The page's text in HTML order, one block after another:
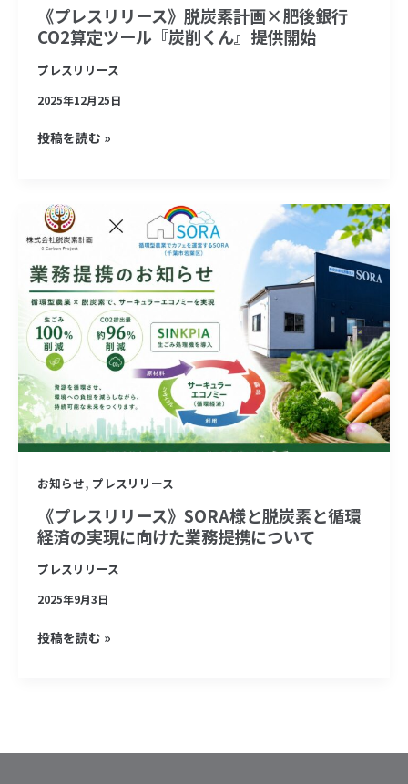
《プレスリリース》脱炭素計画×肥後銀行
CO2算定ツール『炭削くん』提供開始
プレスリリース
2025年12月25日
×
肥
行
CO2
ツ
ー
ル
『炭
削
く
ん』
提
供
開
始
投稿を読む »
お知らせ, プレスリリース
《プレスリリース》SORA様と脱炭素と循環
経済の実現に向けた業務提携について
プレスリリース
2025年9月3日
《プ
レ
ス
リ
リ
ー
ス》
SORA
様
と
炭
素
と
循
経
済
向
投稿を読む »